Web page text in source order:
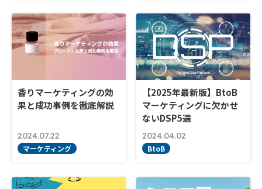
香りマーケティングの効
果と成功事例を徹底解説
2024.07.22
マーケティング
【2025年最新版】BtoB
マーケティングに欠かせ
ないDSP5選
2024.04.02
BtoB